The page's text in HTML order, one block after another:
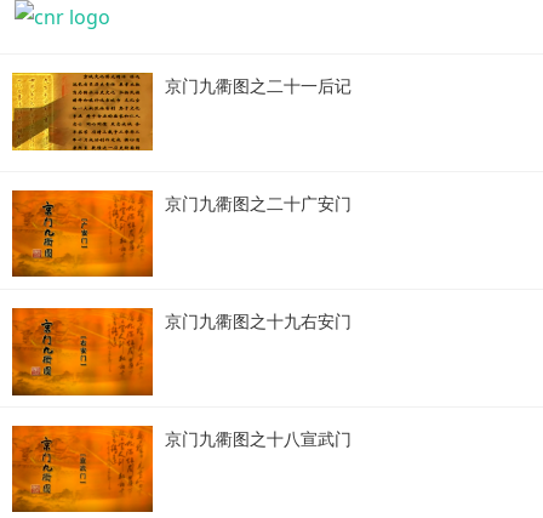
京门九衢图之二十一后记
京门九衢图之二十广安门
京门九衢图之十九右安门
京门九衢图之十八宣武门